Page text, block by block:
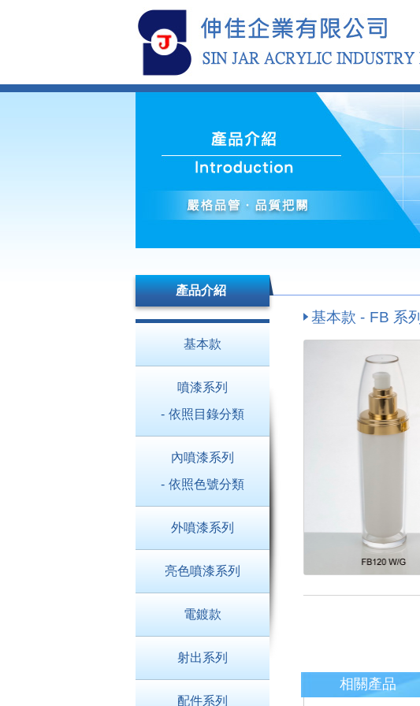
產品介紹
基本款
噴漆系列
- 依照目錄分類
內噴漆系列
- 依照色號分類
外噴漆系列
亮色噴漆系列
電鍍款
射出系列
配件系列
基本款 - FB 系列
相關產品